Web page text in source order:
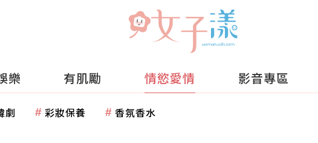
樂 有肌勵 情慾愛情 影音專區
劇 彩妝保養 香氛香水